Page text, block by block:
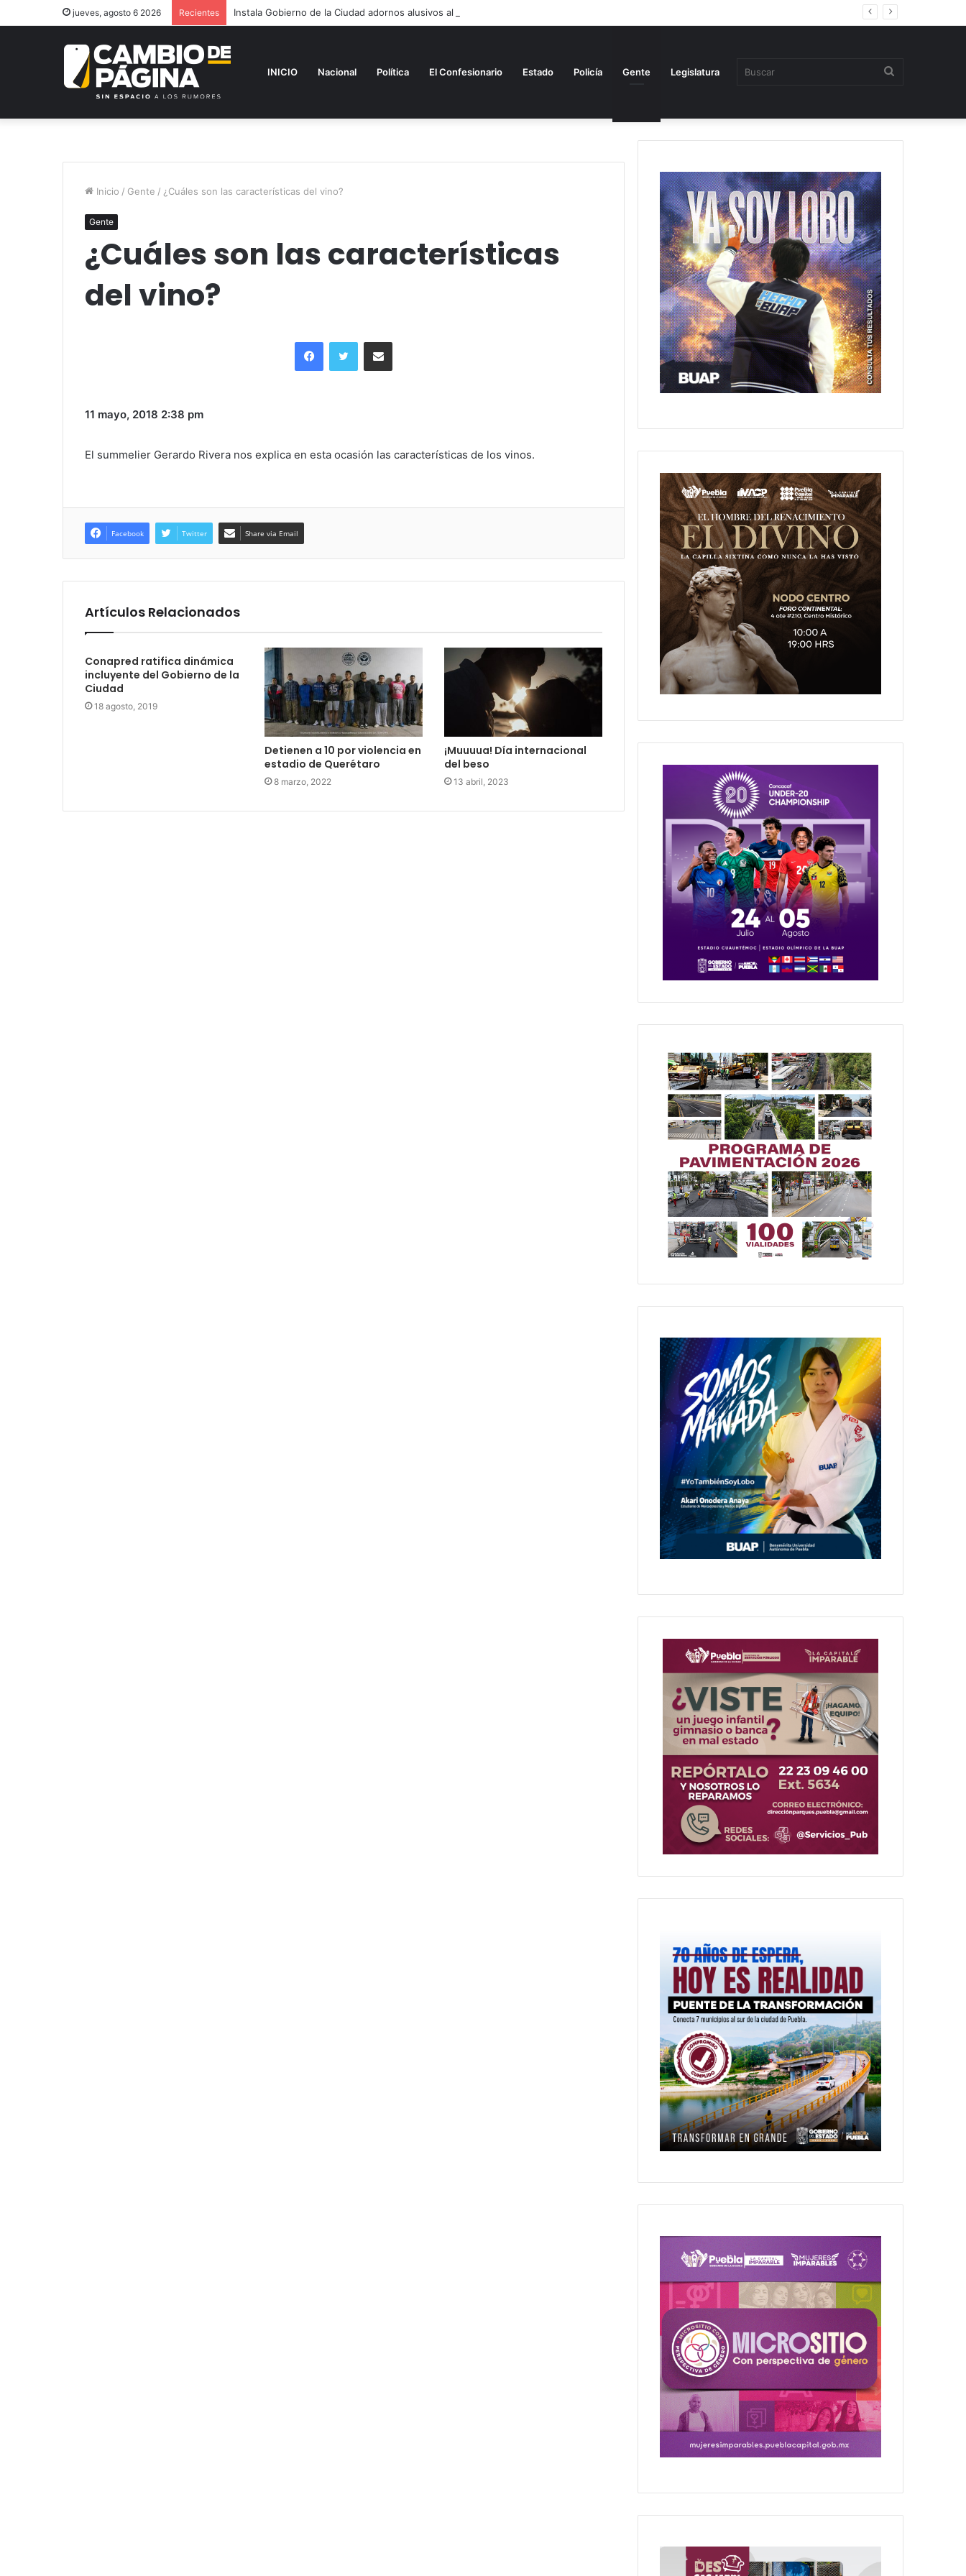
jueves, agosto 6 2026 Recientes Instala Gobierno de la Ciudad adornos alusivos al mes patrio
INICIO Nacional Política El Confesionario Estado Policía Gente Legislatura
Inicio / Gente / ¿Cuáles son las características del vino?
Gente
¿Cuáles son las características
del vino?
FacebookTwitter Share via Email
11 mayo, 2018 2:38 pm
El summelier Gerardo Rivera nos explica en esta ocasión las características de los vinos.
Facebook Twitter Share via Email
Artículos Relacionados
Conapred ratifica dinámica
incluyente del Gobierno de la
Ciudad
18 agosto, 2019
Detienen a 10 por violencia en
estadio de Querétaro
8 marzo, 2022
¡Muuuua! Día internacional
del beso
13 abril, 2023